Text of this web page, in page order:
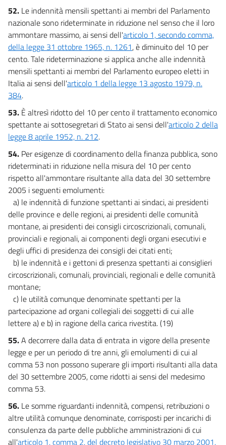
52. Le indennità mensili spettanti ai membri del Parlamento
nazionale sono rideterminate in riduzione nel senso che il loro
ammontare massimo, ai sensi dell'articolo 1, secondo comma,
della legge 31 ottobre 1965, n. 1261, è diminuito del 10 per
cento. Tale rideterminazione si applica anche alle indennità
mensili spettanti ai membri del Parlamento europeo eletti in
Italia ai sensi dell'articolo 1 della legge 13 agosto 1979, n.
384.
53. È altresì ridotto del 10 per cento il trattamento economico
spettante ai sottosegretari di Stato ai sensi dell'articolo 2 della
legge 8 aprile 1952, n. 212.
54. Per esigenze di coordinamento della finanza pubblica, sono
rideterminati in riduzione nella misura del 10 per cento
rispetto all'ammontare risultante alla data del 30 settembre
2005 i seguenti emolumenti:
a) le indennità di funzione spettanti ai sindaci, ai presidenti
delle province e delle regioni, ai presidenti delle comunità
montane, ai presidenti dei consigli circoscrizionali, comunali,
provinciali e regionali, ai componenti degli organi esecutivi e
degli uffici di presidenza dei consigli dei citati enti;
b) le indennità e i gettoni di presenza spettanti ai consiglieri
circoscrizionali, comunali, provinciali, regionali e delle comunità
montane;
c) le utilità comunque denominate spettanti per la
partecipazione ad organi collegiali dei soggetti di cui alle
lettere a) e b) in ragione della carica rivestita. (19)
55.A decorrere dalla data di entrata in vigore della presente
legge e per un periodo di tre anni, gli emolumenti di cui al
comma 53 non possono superare gli importi risultanti alla data
del 30 settembre 2005, come ridotti ai sensi del medesimo
comma 53.
56. Le somme riguardanti indennità, compensi, retribuzioni o
altre utilità comunque denominate, corrisposti per incarichi di
consulenza da parte delle pubbliche amministrazioni di cui
all'articolo 1, comma 2, del decreto legislativo 30 marzo 2001,